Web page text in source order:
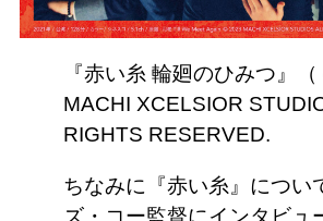
『赤い糸 輪廻のひみつ』
MACHI XCELSIOR
RIGHTS RESERVED.
ちなみに『赤い糸』につい
ズ・コー監督にインタビュ